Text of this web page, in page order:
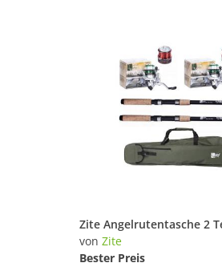
von Zite
Bester Preis